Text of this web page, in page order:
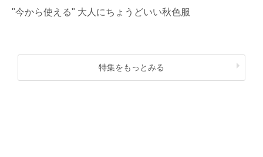
"今から使える" 大人にちょうどいい秋色服
特集をもっとみる